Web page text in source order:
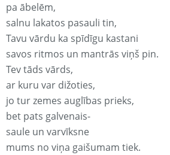
pa ābelēm,
salnu lakatos pasauli tin,
Tavu vārdu ka spīdīgu kastani
savos ritmos un mantrās viņš pin.
Tev tāds vārds,
ar kuru var dižoties,
jo tur zemes auglības prieks,
bet pats galvenais-
saule un varvīksne
mums no viņa gaišumam tiek.